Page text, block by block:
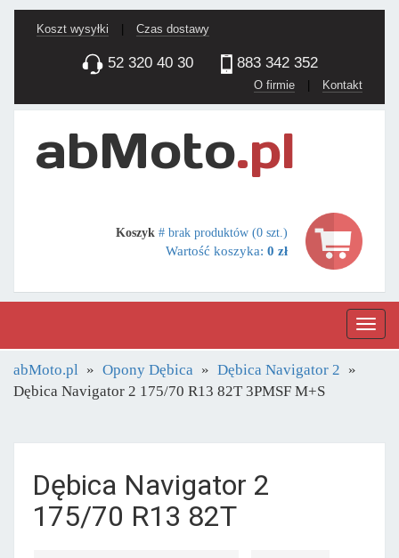
Koszt wysyłki Czas dostawy
52 320 40 30 883 342 352
O firmie | Kontakt
Koszyk # brak produktów (0 szt.)
Wartość koszyka: 0 zł
abMoto.pl Opony Dębica
Dębica Navigator 2
Dębica Navigator 2 175/70 R13 82T 3PMSF M+S
Dębica Navigator 2
175/70 R13 82T